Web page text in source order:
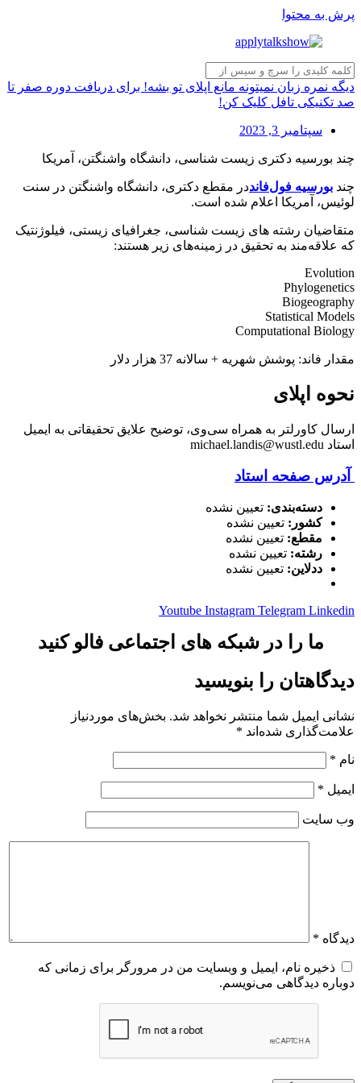
پرش به محتوا
دیگه نمره زبان نمیتونه مانع اپلای تو بشه! برای دریافت دوره صفر تا
صد تکنیکی تافل کلیک کن!
سپتامبر 3, 2023
چند بورسیه دکتری زیست شناسی، دانشگاه واشنگتن، آمریکا
چند بورسیه فول‌فانددر مقطع دکتری، دانشگاه واشنگتن در سنت
لوئیس، آمریکا اعلام شده است.
متقاضیان رشته های زیست شناسی، جغرافیای زیستی، فیلوژنتیک
که علاقه‌مند به تحقیق در زمینه‌های زیر هستند:
Evolution
Phylogenetics
Biogeography
Statistical Models
Computational Biology
مقدار فاند: پوشش شهریه + سالانه 37 هزار دلار
نحوه اپلای
ارسال کاورلتر به همراه سی‌وی، توضیح علایق تحقیقاتی به ایمیل
استاد michael.landis@wustl.edu
آدرس صفحه استاد
دسته‌بندی: تعیین نشده
کشور: تعیین نشده
مقطع: تعیین نشده
رشته: تعیین نشده
ددلاین: تعیین نشده
Youtube Instagram Telegram Linkedin
ما را در شبکه های اجتماعی فالو کنید
دیدگاهتان را بنویسید
نشانی ایمیل شما منتشر نخواهد شد. بخش‌های موردنیاز
علامت‌گذاری شده‌اند *
نام *
ایمیل *
وب‌ سایت
دیدگاه *
ذخیره نام، ایمیل و وبسایت من در مرورگر برای زمانی که
دوباره دیدگاهی می‌نویسم.